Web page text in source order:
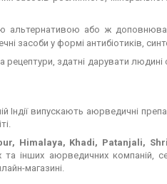
або ж
засоби у формі антибіотиків,
здатні дарувати
Індії випускають аюрведичні
Himalaya, Khadi, Patanjali,
інших аюрведичних компаній,
магазині.